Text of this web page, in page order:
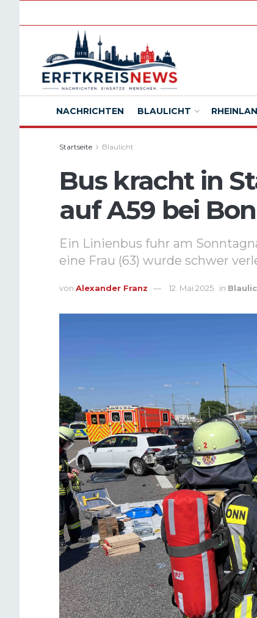
NACHRICHTEN BLAULICHT
Startseite Blaulicht
Bus kracht in
auf A59 bei
Ein Linienbus fuhr am
eine Frau (63) wurde schwer
von Alexander Franz 12. Mai 2025 in